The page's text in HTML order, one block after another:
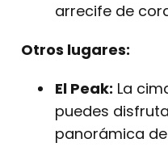
arrecife de
Otros lugares:
El Peak: La
puedes
panorámica